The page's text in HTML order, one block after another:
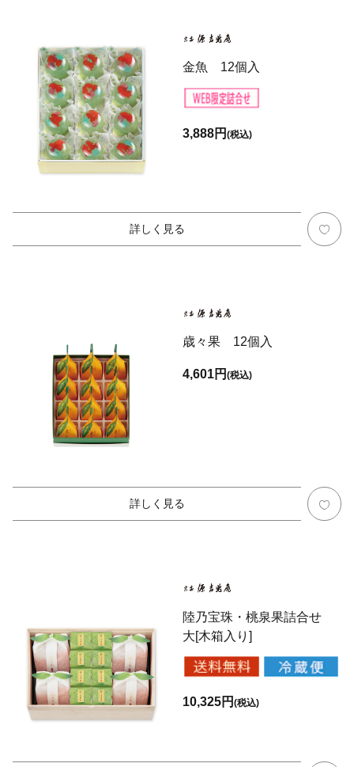
金魚 12個入
3,888円(税込)
詳しく見る
歳々果 12個入
4,601円(税込)
詳しく見る
陸乃宝珠・桃泉果詰合せ
大[木箱入り]
10,325円(税込)